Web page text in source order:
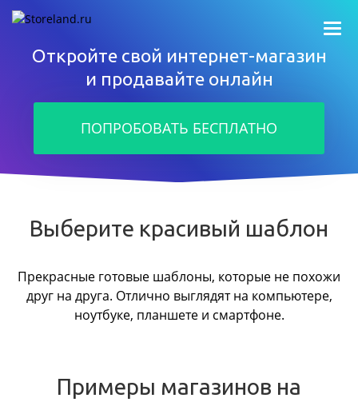
Откройте свой интернет-магазин
и продавайте онлайн
ПОПРОБОВАТЬ БЕСПЛАТНО
Выберите красивый шаблон
Прекрасные готовые шаблоны, которые не похожи
друг на друга. Отлично выглядят на компьютере,
ноутбуке, планшете и смартфоне.
Примеры магазинов на